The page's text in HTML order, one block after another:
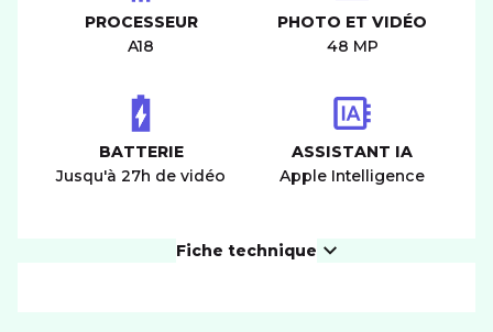
PROCESSEUR
A18
PHOTO ET VIDÉO
48 MP
BATTERIE
Jusqu'à 27h de vidéo
ASSISTANT IA
Apple Intelligence
Fiche technique